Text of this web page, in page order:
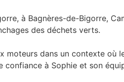
à Bagnères-de-Bigorre,
des déchets verts.
moteurs dans un contexte
confiance à Sophie et son